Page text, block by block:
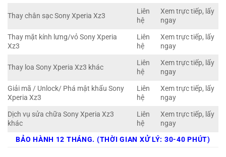
Thay chân sạc Sony Xperia Xz3
Liên
hệ
Xem trực tiếp, lấy
ngay
Thay mặt kính lưng/vỏ Sony Xperia
Xz3
Liên
hệ
Xem trực tiếp, lấy
ngay
Thay loa Sony Xperia Xz3 khác
Liên
hệ
Xem trực tiếp, lấy
ngay
Giải mã / Unlock/ Phá mật khẩu Sony
Xperia Xz3
Liên
hệ
Xem trực tiếp, lấy
ngay
Dịch vụ sửa chữa Sony Xperia Xz3
khác
Liên
hệ
Xem trực tiếp, lấy
ngay
BẢO HÀNH 12 THÁNG. (THỜI GIAN XỬ LÝ: 30-40 PHÚT)